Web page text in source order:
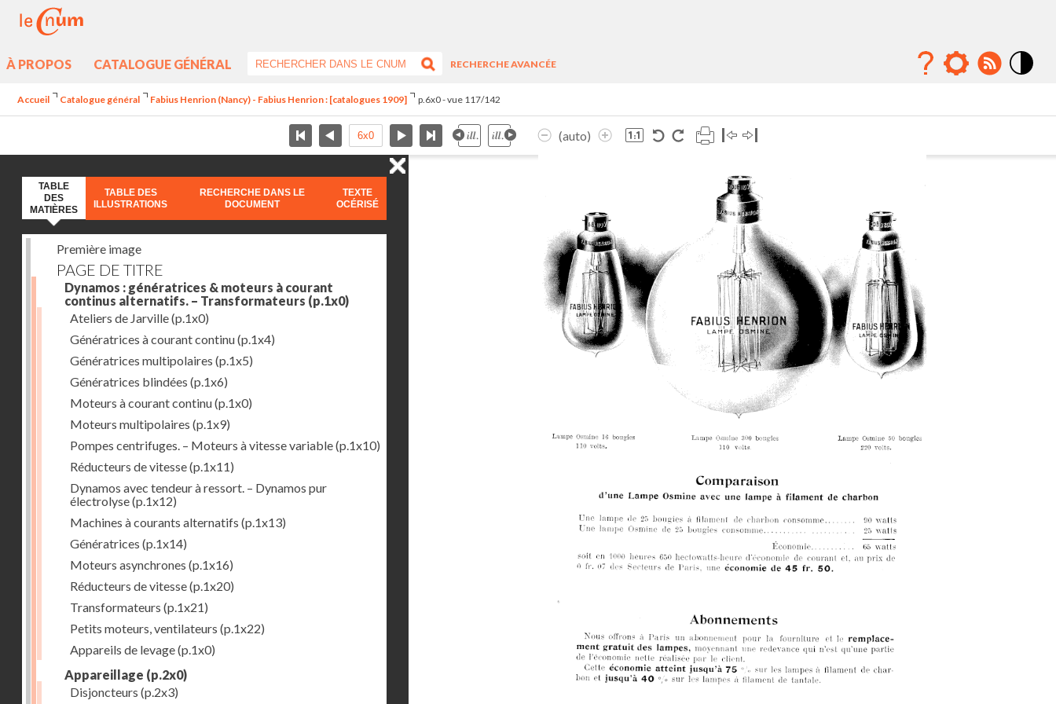
À PROPOS CATALOGUE GÉNÉRAL
RECHERCHE AVANCÉE
Accueil Catalogue général Fabius Henrion (Nancy) - Fabius Henrion : [catalogues 1909] p.6x0 - vue 117/142
(auto)
TABLE
DES
MATIÈRES
TABLE DES
ILLUSTRATIONS
RECHERCHE DANS LE
DOCUMENT
TEXTE
OCÉRISÉ
Première image
PAGE DE TITRE
Dynamos : génératrices & moteurs à courant
continus alternatifs. – Transformateurs (p.1x0)
Ateliers de Jarville(p.1x0)
Génératrices à courant continu(p.1x4)
Génératrices multipolaires (p.1x5)
Génératrices blindées (p.1x6)
Moteurs à courant continu(p.1x0)
Moteurs multipolaires (p.1x9)
Pompes centrifuges. – Moteurs à vitesse variable(p.1x10)
Réducteurs de vitesse(p.1x11)
Dynamos avec tendeur à ressort. – Dynamos pur
électrolyse(p.1x12)
Machines à courants alternatifs (p.1x13)
Génératrices (p.1x14)
Moteurs asynchrones (p.1x16)
Réducteurs de vitesse(p.1x20)
Transformateurs (p.1x21)
Petits moteurs, ventilateurs (p.1x22)
Appareils de levage(p.1x0)
Appareillage (p.2x0)
Disjoncteurs (p.2x3)